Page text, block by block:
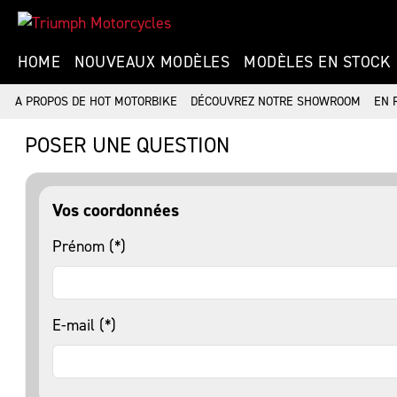
HOME NOUVEAUX MODÈLES MODÈLES EN STOCK
A PROPOS DE HOT MOTORBIKE DÉCOUVREZ NOTRE SHOWROOM EN
POSER UNE QUESTION
Vos coordonnées
Prénom (*)
E-mail (*)